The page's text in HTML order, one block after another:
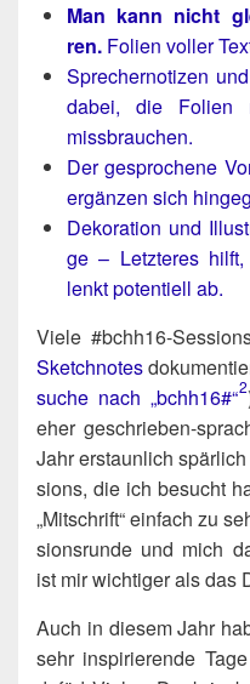
Man kann nicht
ren. Foli­en vol­ler
Spre­cher­no­ti­zen
dabei, die Foli­en
missbrauchen.
Der gespro­che­ne
ergän­zen sich
Deko­ra­ti­on und
ge – Letz­te­res
lenkt poten­ti­ell ab.
Vie­le #bchh16-
Sketch­no­tes
su­che nach „bchh16#“2
eher geschrie­ben-
Jahr erstaun­lich
si­ons, die ich besucht
„Mit­schrift“ ein­fach zu
si­ons­run­de und mich
ist mir wich­ti­ger als das
Auch in die­sem Jahr
sehr inspi­rie­ren­de